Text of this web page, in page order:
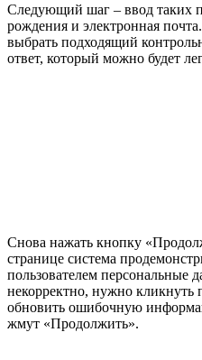
Следующий шаг – ввод таких
рождения и электронная
выбрать подходящий
ответ, который можно будет
Снова нажать кнопку
странице система
пользователем
некорректно, нужно кликнуть
обновить ошибочную
жмут «Продолжить».